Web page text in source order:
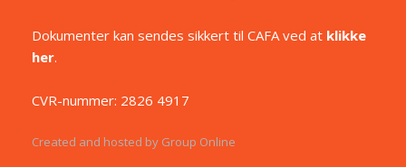
Dokumenter kan sendes sikkert til CAFA ved at klikke
her.
CVR-nummer: 2826 4917
Created and hosted by Group Online